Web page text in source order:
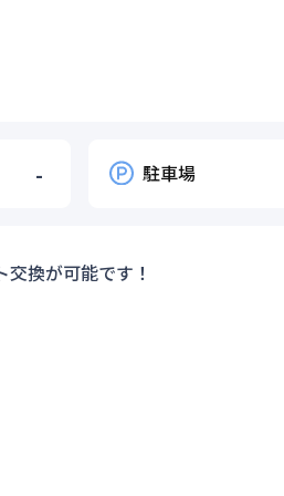
- 駐車場
換が可能です！